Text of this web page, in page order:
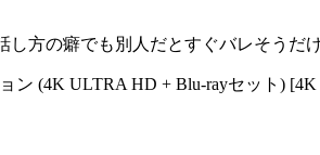
方の癖でも別人だとすぐバレそうだけ
ン (4K ULTRA HD + Blu-rayセット)